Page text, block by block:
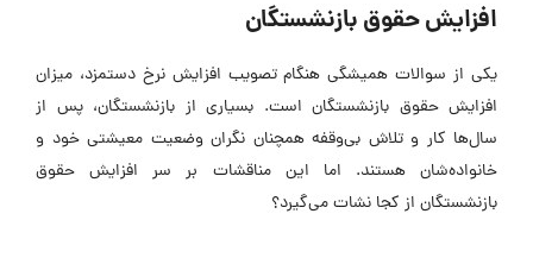
افزایش حقوق بازنشستگان
یکی از سوالات همیشگی هنگام تصویب افزایش نرخ دستمزد، میزان
افزایش حقوق بازنشستگان است. بسیاری از بازنشستگان، پس از
سال‌ها کار و تلاش بی‌وقفه همچنان نگران وضعیت معیشتی خود و
خانواده‌شان هستند. اما این مناقشات بر سر افزایش حقوق
بازنشستگان از کجا نشات می‌گیرد؟